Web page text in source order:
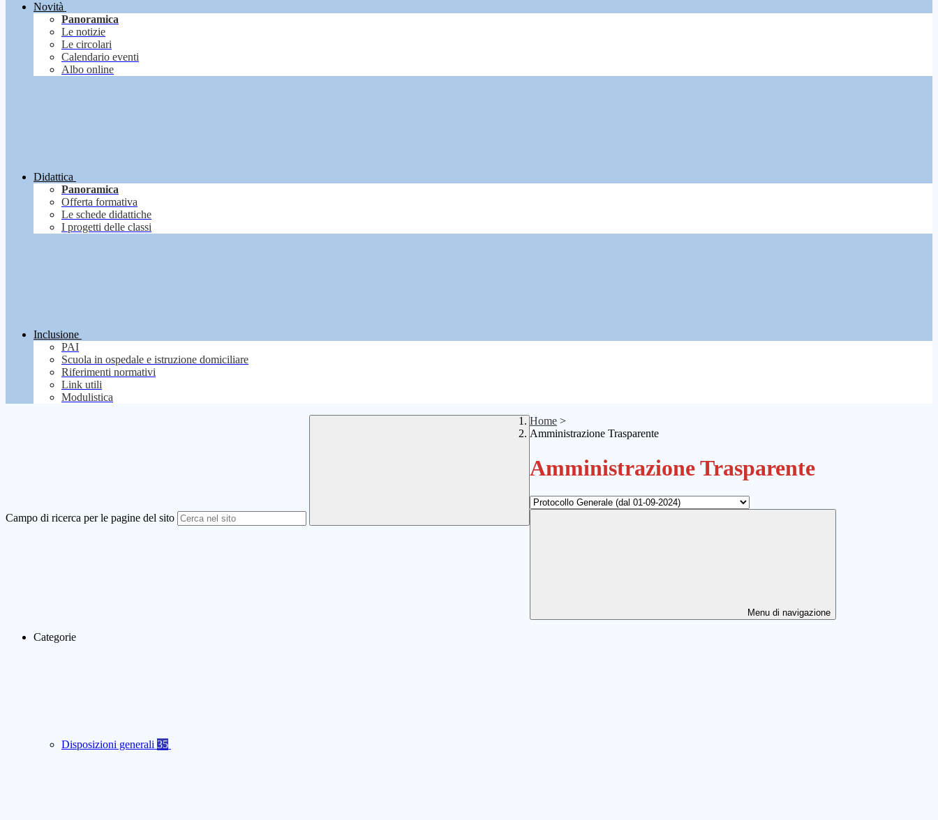
Novità
Panoramica
Le notizie
Le circolari
Calendario eventi
Albo online
Didattica
Panoramica
Offerta formativa
Le schede didattiche
I progetti delle classi
Inclusione
PAI
Scuola in ospedale e istruzione domiciliare
Riferimenti normativi
Link utili
Modulistica
Campo di ricerca per le pagine del sito
Home >
Amministrazione Trasparente
Amministrazione Trasparente
Menu di navigazione
Categorie
Disposizioni generali 35